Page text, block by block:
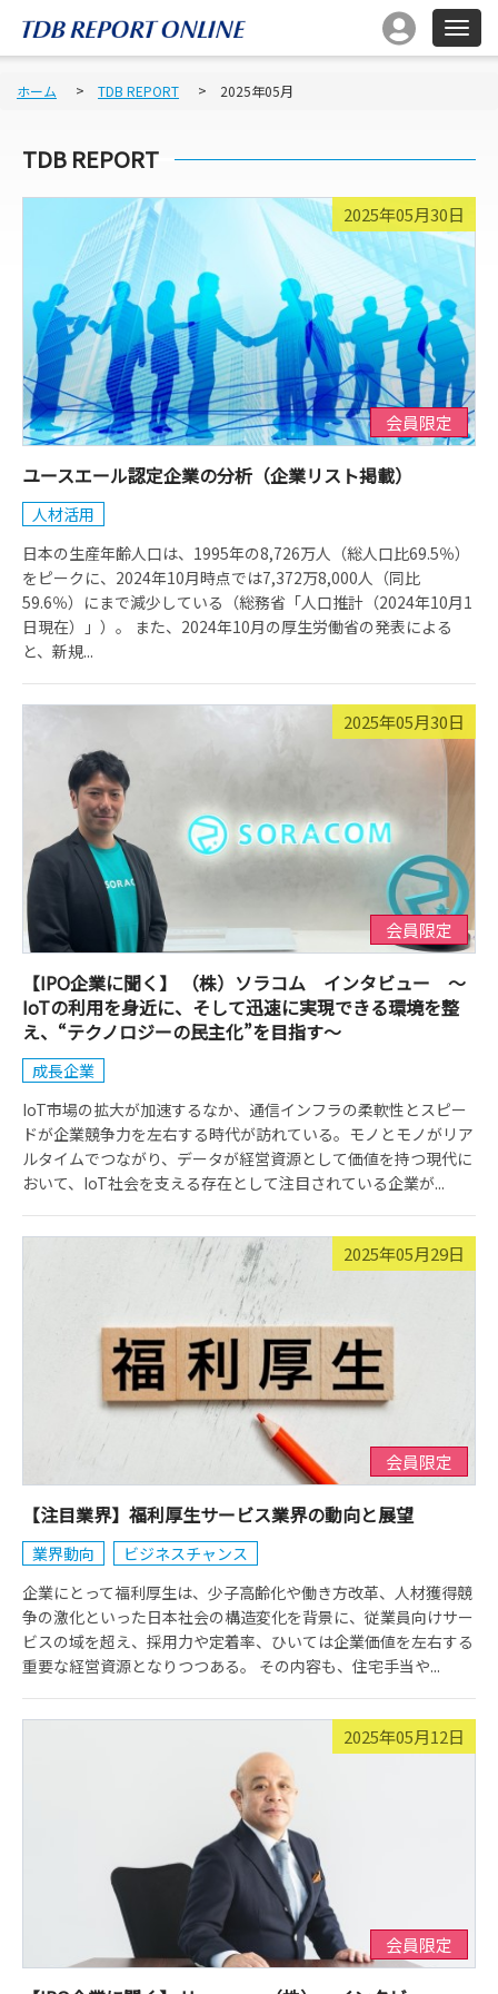
ホーム TDB REPORT 2025年05月
TDB REPORT
2025年05月30日
会員限定
ユースエール認定企業の分析（企業リスト掲載）
人材活用
日本の生産年齢人口は、1995年の8,726万人（総人口比69.5％）
をピークに、2024年10月時点では7,372万8,000人（同比
59.6％）にまで減少している（総務省「人口推計（2024年10月1
日現在）」）。 また、2024年10月の厚生労働省の発表による
と、新規...
2025年05月30日
会員限定
【IPO企業に聞く】 （株）ソラコム インタビュー ～
IoTの利用を身近に、そして迅速に実現できる環境を整
え、“テクノロジーの民主化”を目指す～
成長企業
IoT市場の拡大が加速するなか、通信インフラの柔軟性とスピー
ドが企業競争力を左右する時代が訪れている。モノとモノがリア
ルタイムでつながり、データが経営資源として価値を持つ現代に
おいて、IoT社会を支える存在として注目されている企業が...
2025年05月29日
会員限定
【注目業界】福利厚生サービス業界の動向と展望
業界動向
ビジネスチャンス
企業にとって福利厚生は、少子高齢化や働き方改革、人材獲得競
争の激化といった日本社会の構造変化を背景に、従業員向けサー
ビスの域を超え、採用力や定着率、ひいては企業価値を左右する
重要な経営資源となりつつある。 その内容も、住宅手当や...
2025年05月12日
会員限定